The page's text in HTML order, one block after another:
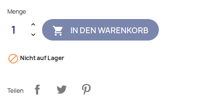
Menge
 IN DEN WARENKORB
 Nicht auf Lager
Teilen